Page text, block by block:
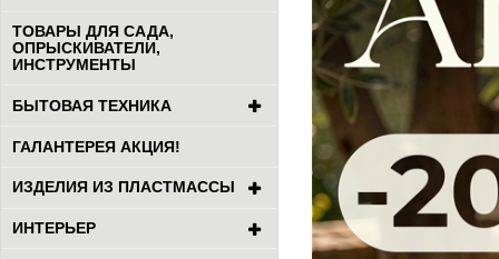
ТОВАРЫ ДЛЯ САДА,
ОПРЫСКИВАТЕЛИ,
ИНСТРУМЕНТЫ
БЫТОВАЯ ТЕХНИКА
ГАЛАНТЕРЕЯ АКЦИЯ!
ИЗДЕЛИЯ ИЗ ПЛАСТМАССЫ
ИНТЕРЬЕР